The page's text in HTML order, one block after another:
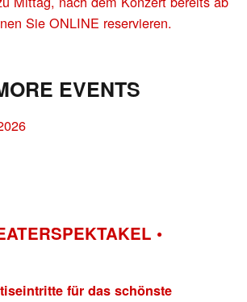
Sie ONLINE reservieren.
EVENTS
•
für das schönste